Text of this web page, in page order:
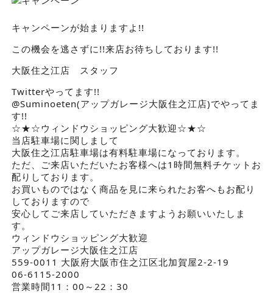
キャンペーンが始まりますよ!!
この機会を逃さずに!!来店お待ちしております!!
大阪住之江店 スタッフ
Twitterやってます!!
@Suminoeten(アップガレージ大阪住之江店)でやってま
す!!
☆★☆ウィンドウショッピング大歓迎☆★☆
当店駐車場に関しまして
大阪住之江店駐車場は有料駐車場になっております。
ただ、ご来店いただいたお客様へは1時間無料チケットお
配りしております。
お買いものではなく商品を見に来られたお客へもお配り
しておりますので
安心してご来店していただきますようお願いいたしま
す。
ウィンドウショッピング大歓迎
アップガレージ大阪住之江店
559-0011 大阪府大阪市住之江区北加賀屋2-2-19
06-6115-2000
営業時間11：00～22：30